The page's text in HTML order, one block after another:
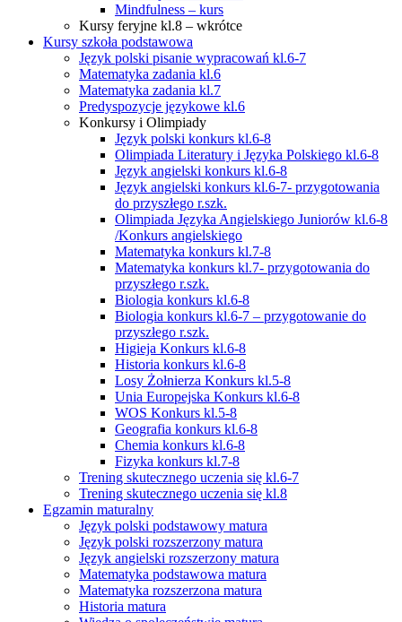
Mindfulness – kurs
Kursy feryjne kl.8 – wkrótce
Kursy szkoła podstawowa
Język polski pisanie wypracowań kl.6-7
Matematyka zadania kl.6
Matematyka zadania kl.7
Predyspozycje językowe kl.6
Konkursy i Olimpiady
Język polski konkurs kl.6-8
Olimpiada Literatury i Języka Polskiego kl.6-8
Język angielski konkurs kl.6-8
Język angielski konkurs kl.6-7- przygotowania
do przyszłego r.szk.
Olimpiada Języka Angielskiego Juniorów kl.6-8
/Konkurs angielskiego
Matematyka konkurs kl.7-8
Matematyka konkurs kl.7- przygotowania do
przyszłego r.szk.
Biologia konkurs kl.6-8
Biologia konkurs kl.6-7 – przygotowanie do
przyszłego r.szk.
Higieja Konkurs kl.6-8
Historia konkurs kl.6-8
Losy Żołnierza Konkurs kl.5-8
Unia Europejska Konkurs kl.6-8
WOS Konkurs kl.5-8
Geografia konkurs kl.6-8
Chemia konkurs kl.6-8
Fizyka konkurs kl.7-8
Trening skutecznego uczenia się kl.6-7
Trening skutecznego uczenia się kl.8
Egzamin maturalny
Język polski podstawowy matura
Język polski rozszerzony matura
Język angielski rozszerzony matura
Matematyka podstawowa matura
Matematyka rozszerzona matura
Historia matura